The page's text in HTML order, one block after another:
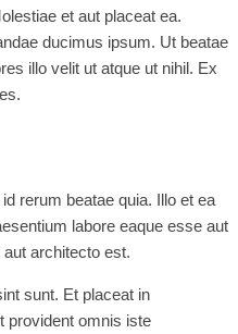
et aut placeat ea.
ducimus ipsum. Ut beatae
illo velit ut atque ut nihil. Ex
rerum beatae quia. Illo et ea
labore eaque esse aut
architecto est.
sunt. Et placeat in
provident omnis iste